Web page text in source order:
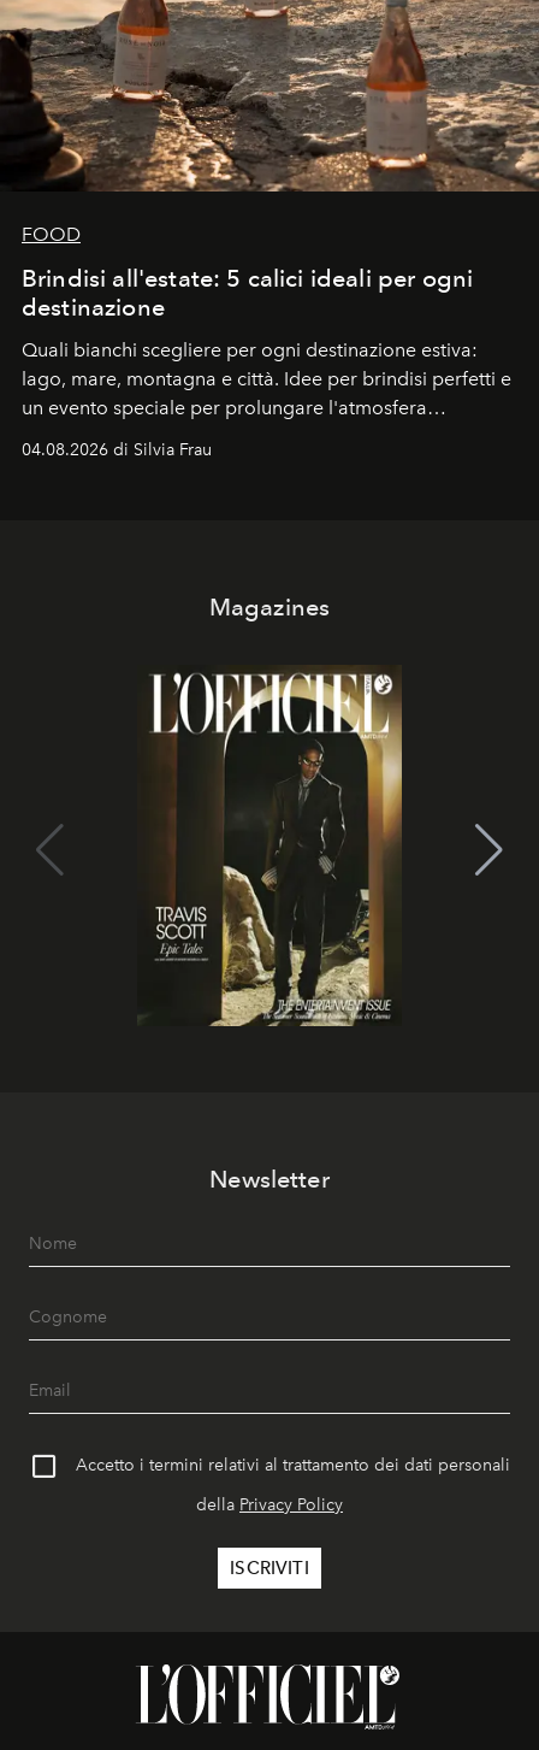
FOOD
Brindisi all'estate: 5 calici ideali per ogni
destinazione
Quali bianchi scegliere per ogni destinazione estiva:
lago, mare, montagna e città. Idee per brindisi perfetti e
un evento speciale per prolungare l'atmosfera
04.08.2026 di Silvia Frau
Magazines
Newsletter
Accetto i termini relativi al trattamento dei dati personali
della Privacy Policy